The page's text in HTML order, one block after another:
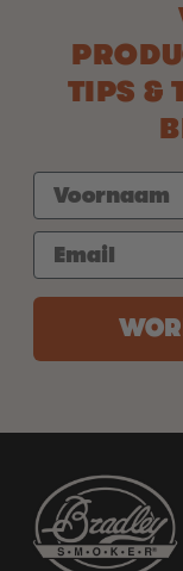
TIPS &